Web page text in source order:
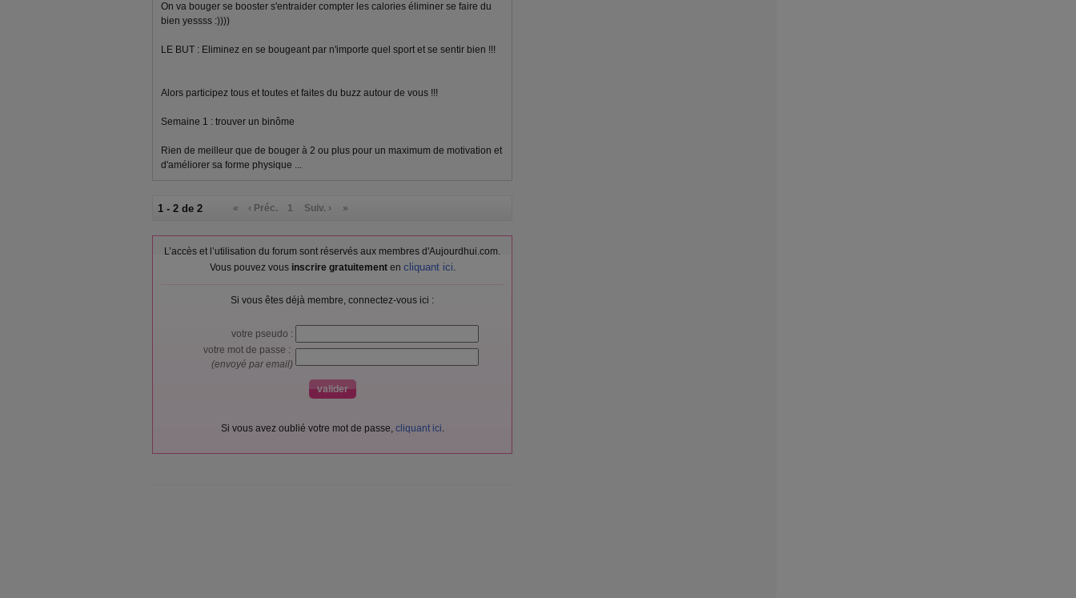
On va bouger se booster s'entraider compter les calories éliminer se faire du
bien yessss :))))
LE BUT : Eliminez en se bougeant par n'importe quel sport et se sentir bien !!!
Alors participez tous et toutes et faites du buzz autour de vous !!!
Semaine 1 : trouver un binôme
Rien de meilleur que de bouger à 2 ou plus pour un maximum de motivation et
d'améliorer sa forme physique ...
1 - 2 de 2 « ‹ Préc. 1 Suiv. › »
L’accès et l’utilisation du forum sont réservés aux membres d'Aujourdhui.com.
Vous pouvez vous inscrire gratuitementen cliquant ici.
Si vous êtes déjà membre, connectez-vous ici :
votre pseudo :
votre mot de passe :
(envoyé par email)
Si vous avez oublié votre mot de passe, cliquant ici.